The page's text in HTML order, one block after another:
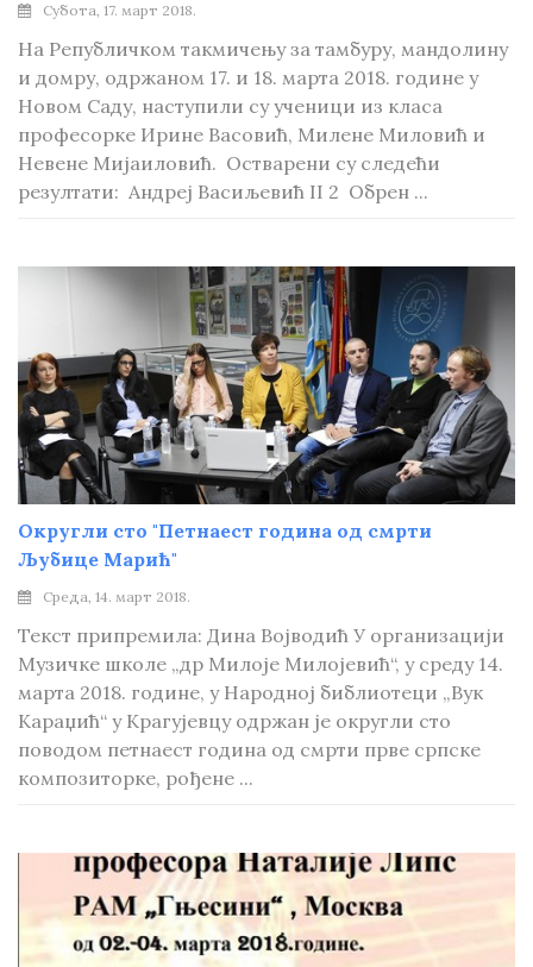
Субота, 17. март 2018.
На Републичком такмичењу за тамбуру, мандолину
и домру, одржаном 17. и 18. марта 2018. године у
Новом Саду, наступили су ученици из класа
професорке Ирине Васовић, Милене Миловић и
Невене Мијаиловић. Остварени су следећи
резултати: Андреј Васиљевић II 2 Обрен ...
Округли сто "Петнаест година од смрти
Љубице Марић"
Среда, 14. март 2018.
Текст припремила: Дина Војводић У организацији
Музичке школе „др Милоје Милојевић“, у среду 14.
марта 2018. године, у Народној библиотеци „Вук
Караџић“ у Крагујевцу одржан је округли сто
поводом петнаест година од смрти прве српске
композиторке, рођене ...